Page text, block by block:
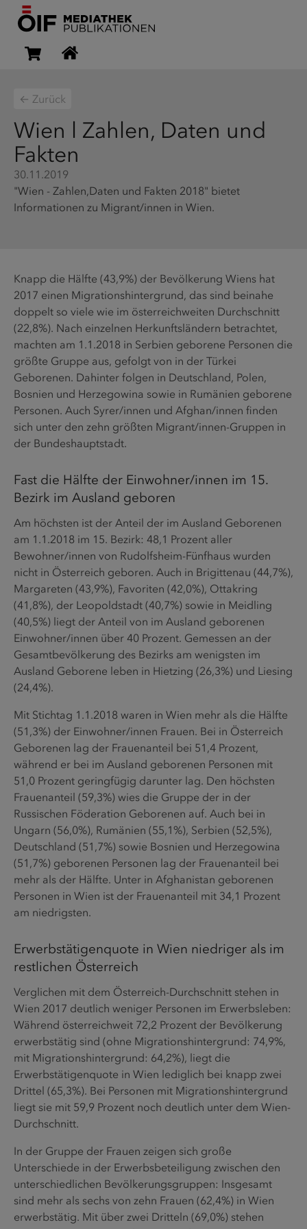
← Zurück
Wien l Zahlen, Daten und
Fakten
30.11.2019
"Wien - Zahlen,Daten und Fakten 2018" bietet
Informationen zu Migrant/innen in Wien.
Knapp die Hälfte (43,9%) der Bevölkerung Wiens hat
2017 einen Migrationshintergrund, das sind beinahe
doppelt so viele wie im österreichweiten Durchschnitt
(22,8%). Nach einzelnen Herkunftsländern betrachtet,
machten am 1.1.2018 in Serbien geborene Personen die
größte Gruppe aus, gefolgt von in der Türkei
Geborenen. Dahinter folgen in Deutschland, Polen,
Bosnien und Herzegowina sowie in Rumänien geborene
Personen. Auch Syrer/innen und Afghan/innen finden
sich unter den zehn größten Migrant/innen-Gruppen in
der Bundeshauptstadt.
Fast die Hälfte der Einwohner/innen im 15.
Bezirk im Ausland geboren
Am höchsten ist der Anteil der im Ausland Geborenen
am 1.1.2018 im 15. Bezirk: 48,1 Prozent aller
Bewohner/innen von Rudolfsheim-Fünfhaus wurden
nicht in Österreich geboren. Auch in Brigittenau (44,7%),
Margareten (43,9%), Favoriten (42,0%), Ottakring
(41,8%), der Leopoldstadt (40,7%) sowie in Meidling
(40,5%) liegt der Anteil von im Ausland geborenen
Einwohner/innen über 40 Prozent. Gemessen an der
Gesamtbevölkerung des Bezirks am wenigsten im
Ausland Geborene leben in Hietzing (26,3%) und Liesing
(24,4%).
Mit Stichtag 1.1.2018 waren in Wien mehr als die Hälfte
(51,3%) der Einwohner/innen Frauen. Bei in Österreich
Geborenen lag der Frauenanteil bei 51,4 Prozent,
während er bei im Ausland geborenen Personen mit
51,0 Prozent geringfügig darunter lag. Den höchsten
Frauenanteil (59,3%) wies die Gruppe der in der
Russischen Föderation Geborenen auf. Auch bei in
Ungarn (56,0%), Rumänien (55,1%), Serbien (52,5%),
Deutschland (51,7%) sowie Bosnien und Herzegowina
(51,7%) geborenen Personen lag der Frauenanteil bei
mehr als der Hälfte. Unter in Afghanistan geborenen
Personen in Wien ist der Frauenanteil mit 34,1 Prozent
am niedrigsten.
Erwerbstätigenquote in Wien niedriger als im
restlichen Österreich
Verglichen mit dem Österreich-Durchschnitt stehen in
Wien 2017 deutlich weniger Personen im Erwerbsleben:
Während österreichweit 72,2 Prozent der Bevölkerung
erwerbstätig sind (ohne Migrationshintergrund: 74,9%,
mit Migrationshintergrund: 64,2%), liegt die
Erwerbstätigenquote in Wien lediglich bei knapp zwei
Drittel (65,3%). Bei Personen mit Migrationshintergrund
liegt sie mit 59,9 Prozent noch deutlich unter dem Wien-
Durchschnitt.
In der Gruppe der Frauen zeigen sich große
Unterschiede in der Erwerbsbeteiligung zwischen den
unterschiedlichen Bevölkerungsgruppen: Insgesamt
sind mehr als sechs von zehn Frauen (62,4%) in Wien
erwerbstätig. Mit über zwei Dritteln (69,0%) stehen